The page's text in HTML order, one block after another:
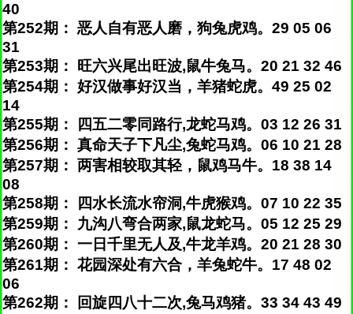
40
第252期： 恶人自有恶人磨，狗兔虎鸡。29 05 06
31
第253期： 旺六兴尾出旺波,鼠牛兔马。20 21 32 46
第254期： 好汉做事好汉当，羊猪蛇虎。49 25 02
14
第255期： 四五二零同路行,龙蛇马鸡。03 12 26 31
第256期： 真命天子下凡尘,兔蛇马鸡。06 10 21 28
第257期： 两害相较取其轻，鼠鸡马牛。18 38 14
08
第258期： 四水长流水帘洞,牛虎猴鸡。07 10 22 35
第259期： 九沟八弯合两家,鼠龙蛇马。05 12 25 29
第260期： 一日千里无人及,牛龙羊鸡。20 21 28 30
第261期： 花园深处有六合，羊兔蛇牛。17 48 02
06
第262期： 回旋四八十二次,兔马鸡猪。33 34 43 49